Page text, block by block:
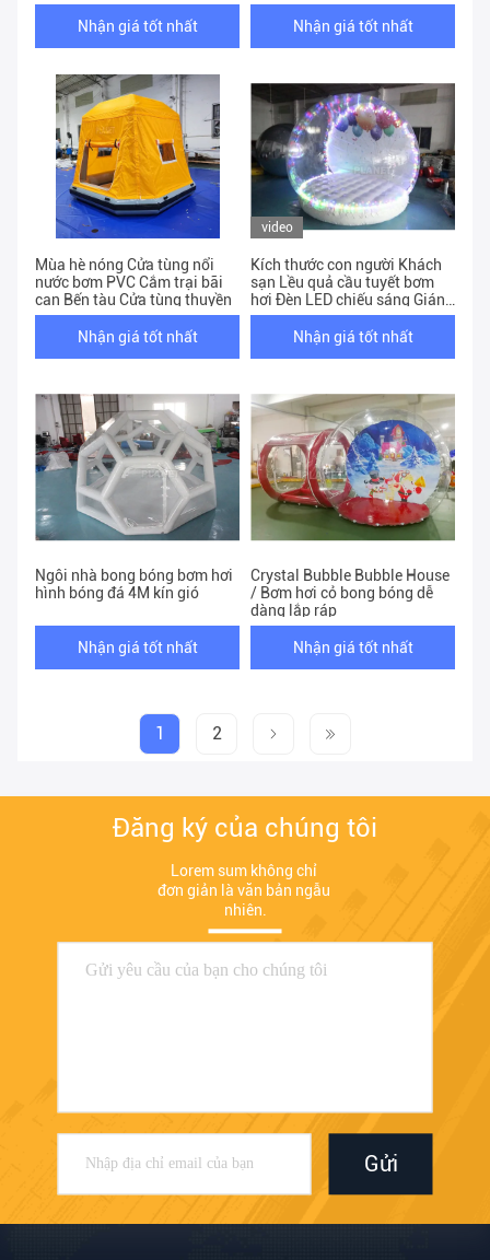
Nhận giá tốt nhất Nhận giá tốt nhất
Mùa hè nóng Cửa tùng nổi
nước bơm PVC Cắm trại bãi
cạn Bến tàu Cửa tùng thuyền
Nhận giá tốt nhất
video
Kích thước con người Khách
sạn Lều quả cầu tuyết bơm
hơi Đèn LED chiếu sáng Giáng
sinh
Nhận giá tốt nhất
Ngôi nhà bong bóng bơm hơi
hình bóng đá 4M kín gió
Nhận giá tốt nhất
Crystal Bubble Bubble House
/ Bơm hơi cỏ bong bóng dễ
dàng lắp ráp
Nhận giá tốt nhất
1 2
Đăng ký của chúng tôi
Lorem sum không chỉ
đơn giản là văn bản ngẫu
nhiên.
Gửi